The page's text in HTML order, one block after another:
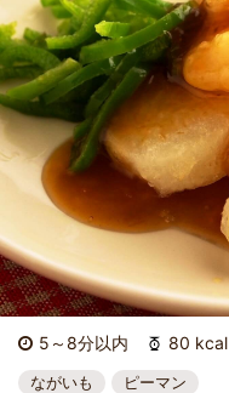
5～8分以内 80 kcal
ながいも ピーマン